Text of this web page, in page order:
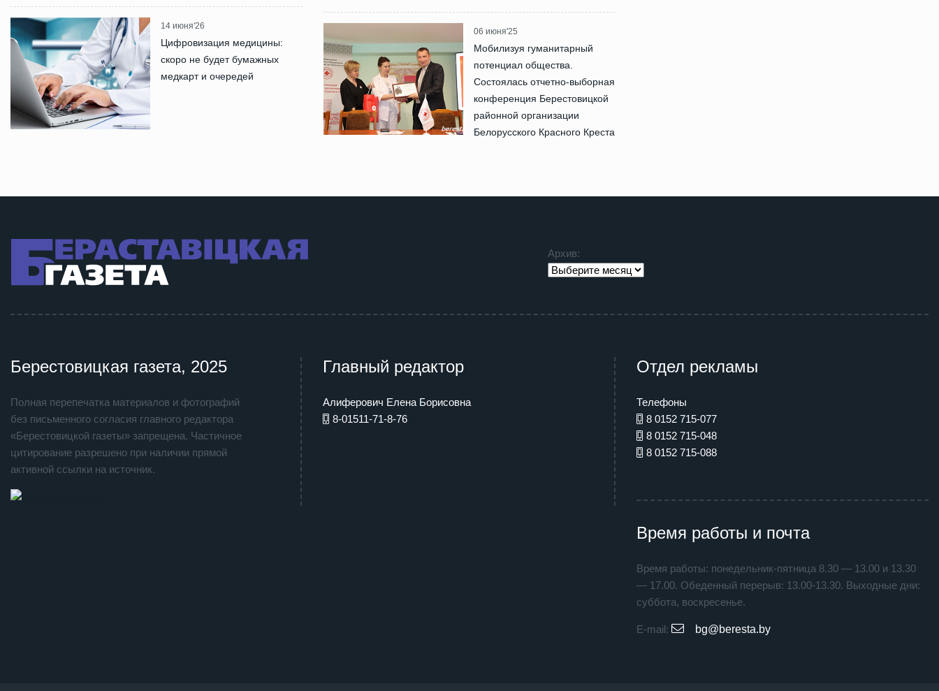
14 июня'26
Цифровизация медицины:
скоро не будет бумажных
медкарт и очередей
06 июня'25
Мобилизуя гуманитарный
потенциал общества.
Состоялась отчетно-выборная
конференция Берестовицкой
районной организации
Белорусского Красного Креста
Архив:
Берестовицкая газета, 2025
Полная перепечатка материалов и фотографий
без письменного согласия главного редактора
«Берестовицкой газеты» запрещена. Частичное
цитирование разрешено при наличии прямой
активной ссылки на источник.
Главный редактор
Алиферович Елена Борисовна
8-01511-71-8-76
Отдел рекламы
Телефоны
8 0152 715-077
8 0152 715-048
8 0152 715-088
Время работы и почта
Время работы: понедельник-пятница 8.30 — 13.00 и 13.30
— 17.00. Обеденный перерыв: 13.00-13.30. Выходные дни:
суббота, воскресенье.
E-mail: bg@beresta.by